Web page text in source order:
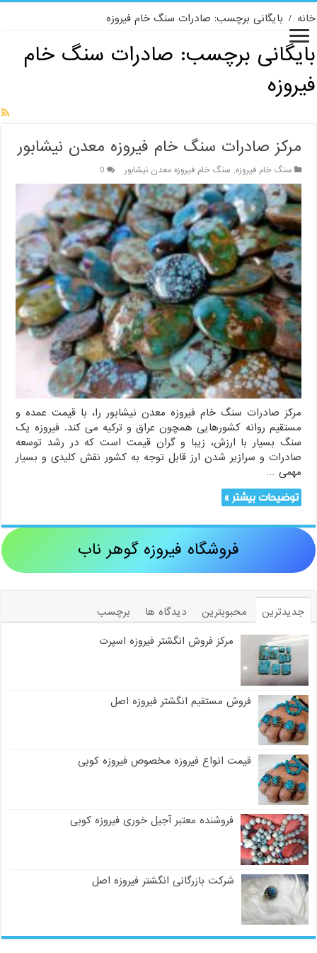
خانه / بایگانی برچسب: صادرات سنگ خام فیروزه
بایگانی برچسب: صادرات سنگ خام
فیروزه
مرکز صادرات سنگ خام فیروزه معدن نیشابور
سنگ خام فیروزه, سنگ خام فیروزه معدن نیشابور 0
مرکز صادرات سنگ خام فیروزه معدن نیشابور را، با قیمت عمده و
مستقیم روانه کشورهایی همچون عراق و ترکیه می کند. فیروزه یک
سنگ بسیار با ارزش، زیبا و گران قیمت است که در رشد توسعه
صادرات و سرازیر شدن ارز قابل توجه به کشور نقش کلیدی و بسیار
مهمی …
توضیحات بیشتر »
فروشگاه فیروزه گوهر ناب
جدیدترین محبوبترین دیدگاه ها
برچسب
مرکز فروش انگشتر فیروزه اسپرت
فروش مستقیم انگشتر فیروزه اصل
قیمت انواع فیروزه مخصوص فیروزه کوبی
فروشنده معتبر آجیل خوری فیروزه کوبی
شرکت بازرگانی انگشتر فیروزه اصل